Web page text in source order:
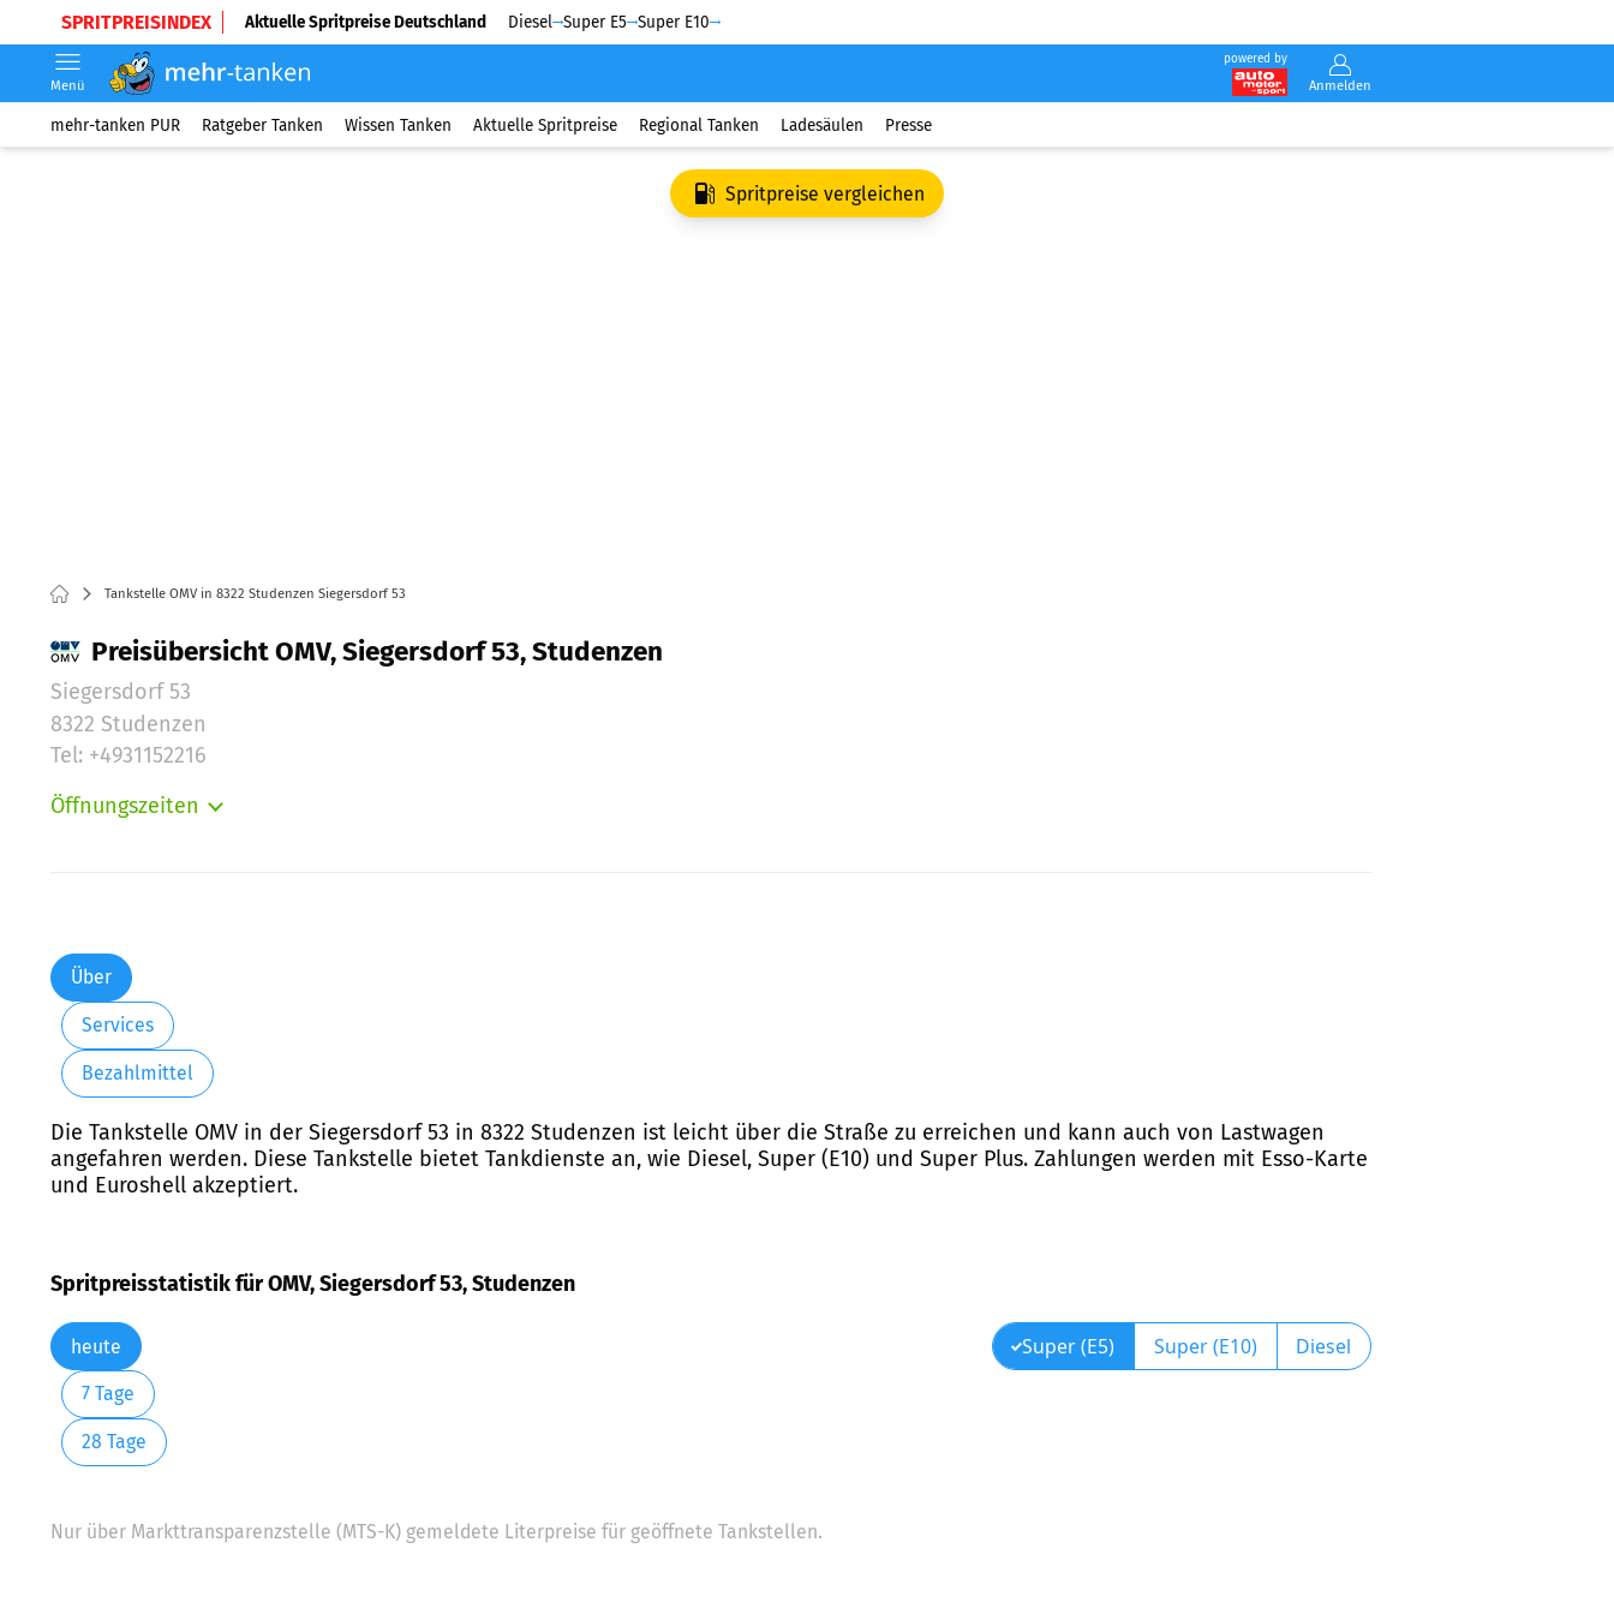
SPRITPREISINDEX Aktuelle Spritpreise Deutschland Diesel Super E5 Super E10
powered by
Anmelden
Menü
mehr-tanken PUR Ratgeber Tanken Wissen Tanken Aktuelle Spritpreise Regional Tanken Ladesäulen Presse
Spritpreise vergleichen
Tankstelle OMV in 8322 Studenzen Siegersdorf 53
Preisübersicht OMV, Siegersdorf 53, Studenzen
Siegersdorf 53
8322 Studenzen
Tel: +4931152216
Öffnungszeiten
Freitag:
Samstag:
Sonntag:
Über
Services
Bezahlmittel
Die Tankstelle OMV in der Siegersdorf 53 in 8322 Studenzen ist leicht über die Straße zu erreichen und kann auch von Lastwagen
angefahren werden. Diese Tankstelle bietet Tankdienste an, wie Diesel, Super (E10) und Super Plus. Zahlungen werden mit Esso-Karte
und Euroshell akzeptiert.
Spritpreisstatistik für OMV, Siegersdorf 53, Studenzen
heute
7 Tage
28 Tage
Super (E5) Super (E10) Diesel
Nur über Markttransparenzstelle (MTS-K) gemeldete Literpreise für geöffnete Tankstellen.